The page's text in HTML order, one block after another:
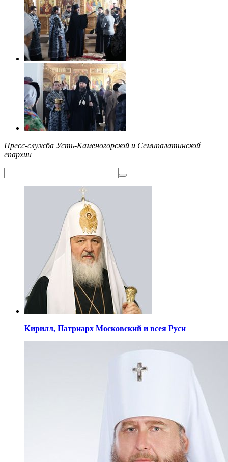
Пресс-служба Усть-Каменогорской и Семипалатинской
епархии
Кирилл, Патриарх Московский и всея Руси